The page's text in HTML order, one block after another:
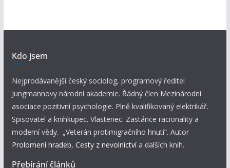
Kdo jsem
Nejprodávanější český sociolog, programový ředitel
Jungmannovy národní akademie. Řádný člen Mezinárodní
asociace pozitivní psychologie. Plně kvalifikovaný elektrikář.
Spisovatel a knihkupec. Vlastenec. Zastánce racionality a
moderní vědy. „Veterán protimigračního hnutí“. Autor
Prolomení hradeb, Cesty z nevolnictví a dalších knih.
Přebírání článků